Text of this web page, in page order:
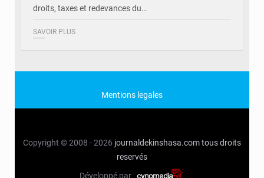
droits, taxes et redevances du…
SAVOIR PLUS
Mentions legales
Copyright © 2008 - 2026 journaldekinshasa.comtous droits
reservés
Développé par